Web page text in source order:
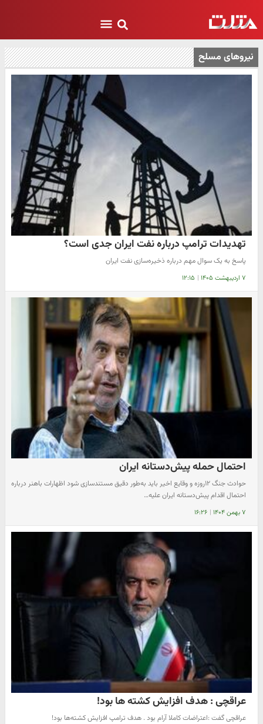
نیروهای مسلح
تهدیدات ترامپ درباره نفت ایران جدی است؟
پاسخ به یک سوال مهم درباره ذخیره‌سازی نفت ایران
۷ اردیبهشت ۱۴۰۵ | ۱۲:۱۵
احتمال حمله پیش‌دستانه ایران
حوادث جنگ ۱۲روزه و وقایع اخیر باید به‌طور دقیق مستندسازی شود اظهارات باهنر درباره
احتمال اقدام پیش‌دستانه ایران علیه…
۷ بهمن ۱۴۰۴ | ۱۶:۲۶
عراقچی : هدف افزایش کشته ها بود!
عراقچی گفت :اعتراضات کاملا آرام بود . هدف ترامپ افزایش کشته‌ها بود!